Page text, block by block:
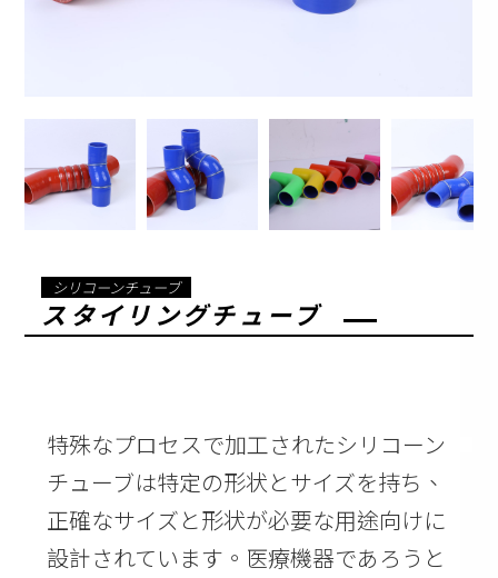
シリコーンチューブ
スタイリングチューブ
特殊なプロセスで加工されたシリコーン
チューブは特定の形状とサイズを持ち、
正確なサイズと形状が必要な用途向けに
設計されています。医療機器であろうと